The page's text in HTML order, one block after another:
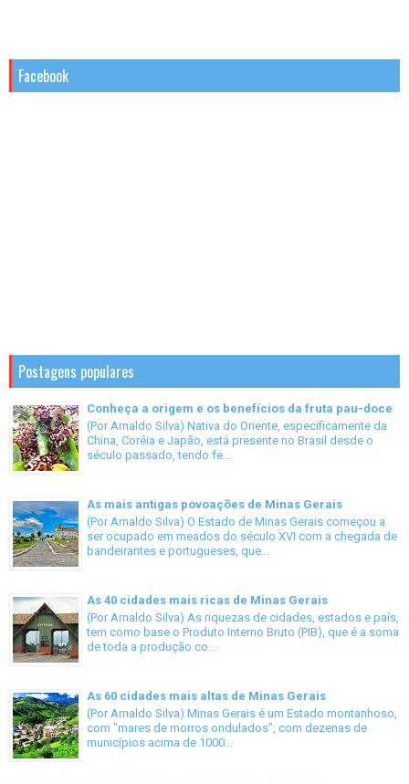
Facebook
Postagens populares
Conheça a origem e os benefícios da fruta pau-doce
(Por Arnaldo Silva) Nativa do Oriente, especificamente da
China, Coréia e Japão, está presente no Brasil desde o
século passado, tendo fe...
As mais antigas povoações de Minas Gerais
(Por Arnaldo Silva) O Estado de Minas Gerais começou a
ser ocupado em meados do século XVI com a chegada de
bandeirantes e portugueses, que...
As 40 cidades mais ricas de Minas Gerais
(Por Arnaldo Silva) As riquezas de cidades, estados e país,
tem como base o Produto Interno Bruto (PIB), que é a soma
de toda a produção co...
As 60 cidades mais altas de Minas Gerais
(Por Arnaldo Silva) Minas Gerais é um Estado montanhoso,
com "mares de morros ondulados", com dezenas de
municípios acima de 1000...